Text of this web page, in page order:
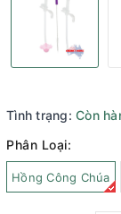
Tình trạng: Còn
Phân Loại:
Hồng Công Chúa